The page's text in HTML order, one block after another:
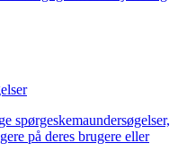
spørgeskemaundersøgelser,
på deres brugere eller